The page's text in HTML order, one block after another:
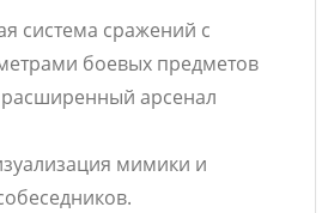
система сражений с
боевых предметов
арсенал
мимики и